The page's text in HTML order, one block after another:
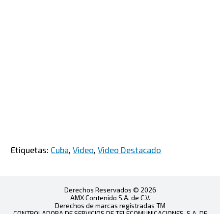
Etiquetas: Cuba,Video,Video Destacado
Derechos Reservados © 2026
AMX Contenido S.A. de C.V.
Derechos de marcas registradas TM